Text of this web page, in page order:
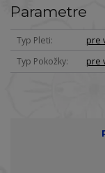
Parametre
Typ Pleti
pre
Typ Pokožky
pre